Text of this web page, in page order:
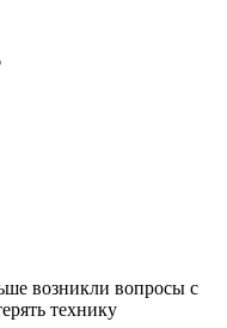
возникли вопросы с
технику